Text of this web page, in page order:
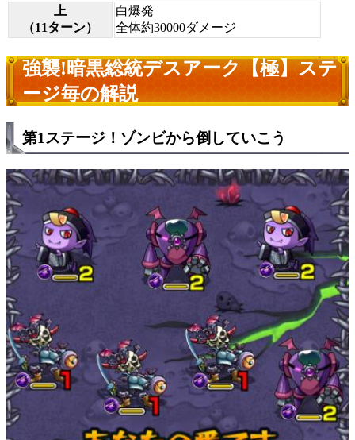
上
（11ターン）
白爆発
全体約30000ダメージ
強襲!暗黒総統デスアーク【極】ステ
ージ毎の解説
第1ステージ！ゾンビから倒していこう